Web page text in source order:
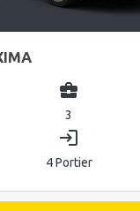
business_center
3
login
4 Portier